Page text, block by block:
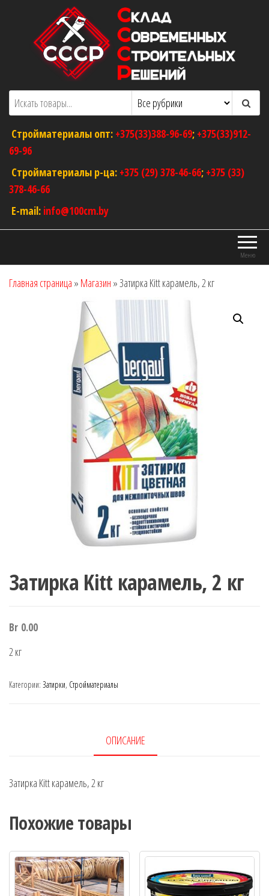
содержимому
ООО "Склад Современных Строительных
Решений"
Оптовый магазин строительных
материалов
Стройматериалы опт: +375(33)388-96-69; +375(33)912-
69-96
Стройматериалы р-ца: +375 (29) 378-46-66; +375 (33)
378-46-66
E-mail: info@100cm.by
Меню
Главная страница » Магазин »Затирка Kitt карамель, 2 кг
Затирка Kitt карамель, 2 кг
Br 0.00
2 кг
Категории: Затирки, Стройматериалы
ОПИСАНИЕ
Затирка Kitt карамель, 2 кг
Похожие товары